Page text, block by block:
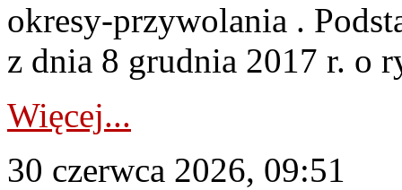
okresy-przywolania .
z dnia 8 grudnia 2017 r. o
Więcej...
30 czerwca 2026, 09:51